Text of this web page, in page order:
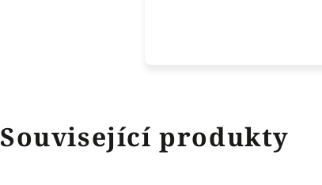
Související produkty